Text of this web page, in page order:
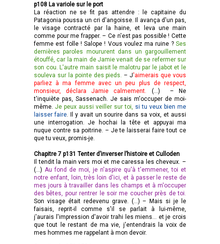
p108 La variole sur le port
La réaction ne se fit pas attendre : le capitaine du
Patagonia poussa un cri d'angoisse. Il avança d'un pas,
le visage contracté par la haine, et leva une main
comme pour me frapper. – Ce n'est pas possible ! Cette
femme est folle ! Salope ! Vous voulez ma ruine ? Ses
dernières paroles moururent dans un gargouillement
étouffé, car la main de Jamie venait de se refermer sur
son cou. L'autre main saisit le malotru par le jabot et le
souleva sur la pointe des pieds. – J'aimerais que vous
parliez à ma femme avec un peu plus de respect,
monsieur, déclara Jamie calmement.
(…) – Ne
t'inquiète pas, Sassenach. Je sais m'occuper de moi-
même. Je peux aussi veiller sur toi, si tu veux bien me
laisser faire. Il y avait un sourire dans sa voix, et aussi
une interrogation. Je hochai la tête et appuyai ma
nuque contre sa poitrine. – Je te laisserai faire tout ce
que tu veux, promis-je.
Chapitre 7 p131 Tenter d’inverser l’histoire et Culloden
Il tendit la main vers moi et me caressa les cheveux. –
(…) Au fond de moi, je n'aspire qu'à t'emmener, toi et
notre enfant, loin, très loin d'ici, et à passer le reste de
mes jours à travailler dans les champs et à m'occuper
des bêtes, pour rentrer le soir me coucher près de toi.
Son visage était redevenu grave. (…) – Mais si je le
faisais, reprit-il comme s'il se parlait à lui-même,
j'aurais l'impression d'avoir trahi les miens... et je crois
que tout le restant de ma vie, j'entendrais la voix de
mes hommes me rappelant à mon devoir.